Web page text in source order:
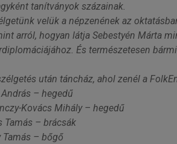
tanítványok százainak.
velük a népzenének az
arról, hogyan látja Sebestyén Márta
És természetesen
után táncház, ahol zenél a
– hegedű
Kovács Mihály – hegedű
Tamás – brácsák
Tamás – bőgő